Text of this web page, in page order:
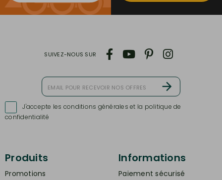
J'accepte les conditions générales et la politique de
confidentialité
SUIVEZ-NOUS SUR
Produits
Promotions
Informations
Paiement sécurisé